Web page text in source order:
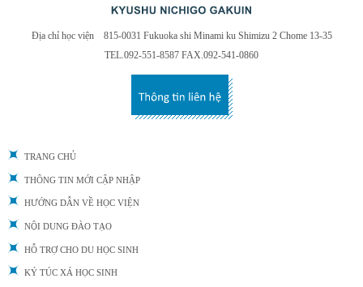
Địa chỉ học viện 815-0031 Fukuoka shi Minami ku Shimizu 2 Chome 13-35
TEL.092-551-8587 FAX.092-541-0860
TRANG CHỦ
THÔNG TIN MỚI CẬP NHẬP
HƯỚNG DẪN VỀ HỌC VIỆN
NỘI DUNG ĐÀO TẠO
HỖ TRỢ CHO DU HỌC SINH
KÝ TÚC XÁ HỌC SINH